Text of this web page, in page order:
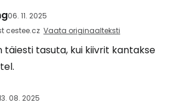
06. 11. 2025
cestee.cz Vaata originaalteksti
täiesti tasuta, kui kiivrit kantakse
08. 2025